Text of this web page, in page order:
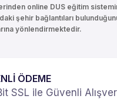
online DUS eğitim
şehir bağlantıları
yönlendirmektedir.
ÖDEME
SSL ile Güvenli